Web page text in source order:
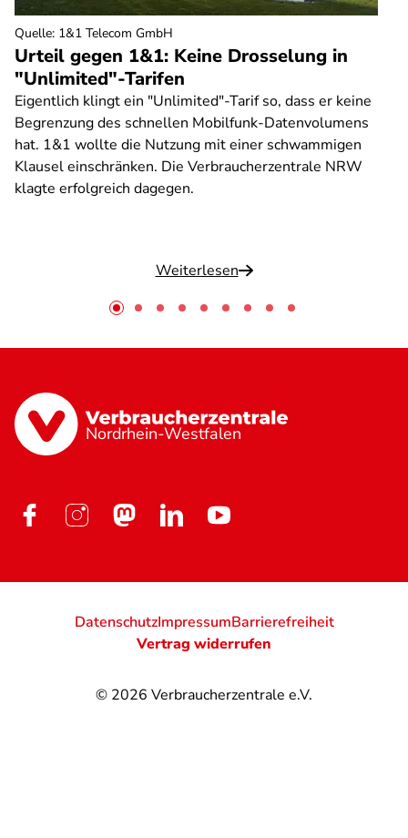
Urteil gegen 1&1: Keine Drosselung in
"Unlimited"-Tarifen
Eigentlich klingt ein "Unlimited"-Tarif so, dass er keine
Begrenzung des schnellen Mobilfunk-Datenvolumens
hat. 1&1 wollte die Nutzung mit einer schwammigen
Klausel einschränken. Die Verbraucherzentrale NRW
klagte erfolgreich dagegen.
Weiterlesen
Quelle: 1&1 Telecom GmbH
Nordrhein-Westfalen
© 2026 Verbraucherzentrale e.V.
DatenschutzImpressumBarrierefreiheit
Vertrag widerrufen